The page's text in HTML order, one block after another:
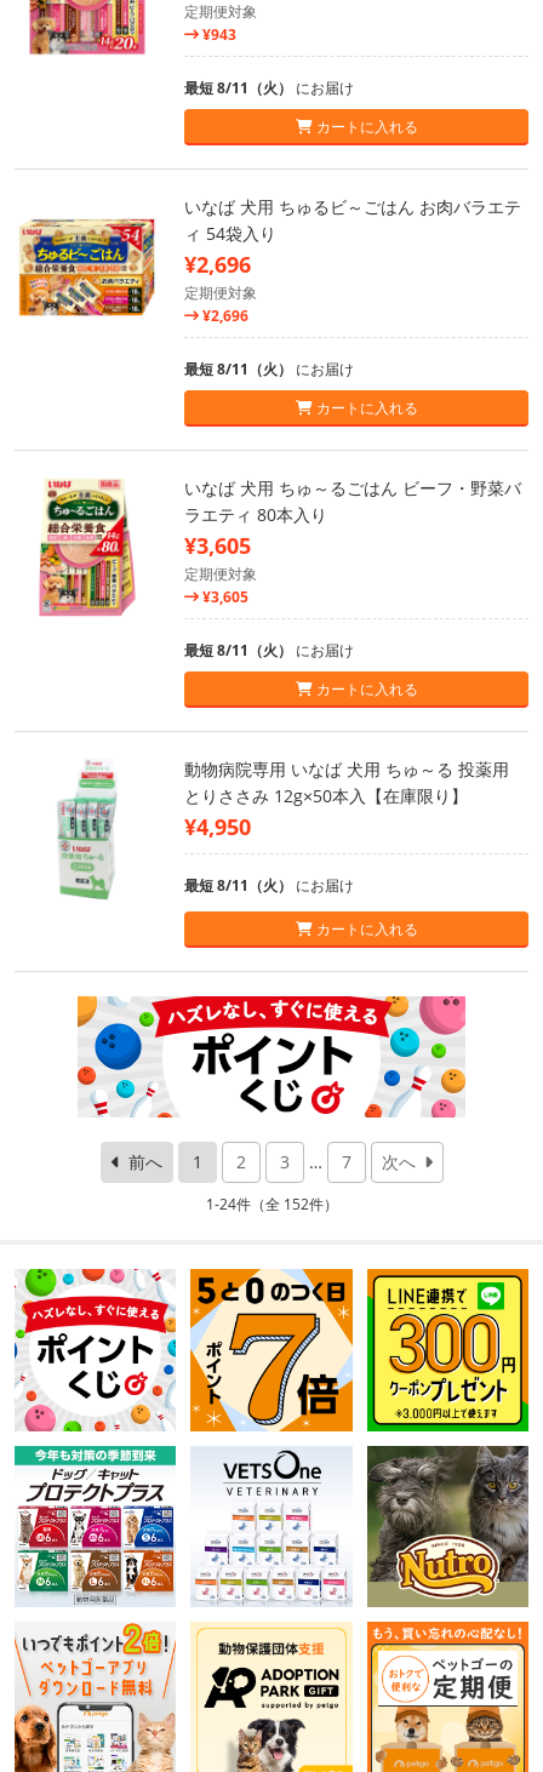
定期便対象
¥943
最短 8/11（火） にお届け
カートに入れる
いなば 犬用 ちゅるビ～ごはん お肉バラエテ
ィ 54袋入り
¥2,696
定期便対象
¥2,696
最短 8/11（火） にお届け
カートに入れる
いなば 犬用 ちゅ～るごはん ビーフ・野菜バ
ラエティ 80本入り
¥3,605
定期便対象
¥3,605
最短 8/11（火） にお届け
カートに入れる
動物病院専用 いなば 犬用 ちゅ～る 投薬用
とりささみ 12g×50本入【在庫限り】
¥4,950
最短 8/11（火） にお届け
カートに入れる
前へ 1 2 3 … 7 次へ
1-24件（全 152件）